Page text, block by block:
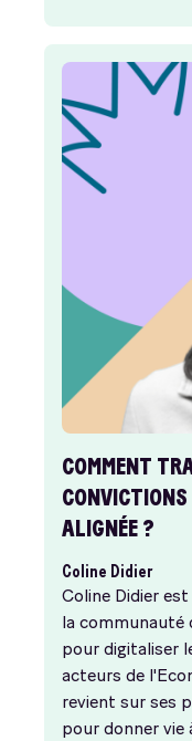
COMMENT
CONVICTIONS
ALIGNÉE ?
Coline Didier
Coline Didier
la communauté
pour digitaliser
acteurs de
revient sur ses
pour donner vie